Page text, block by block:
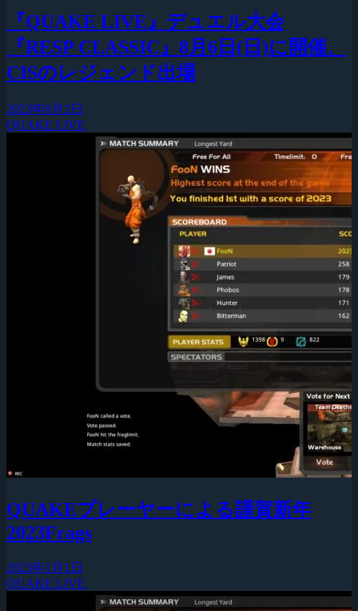
『QUAKE LIVE』デュエル大会
『RESP CLASSIC』8月6日(日)に開催、
CISのレジェンド出場
2023年8月2日
QUAKE LIVE
QUAKEプレーヤーによる謹賀新年
2023Frags
2023年1月1日
QUAKE LIVE